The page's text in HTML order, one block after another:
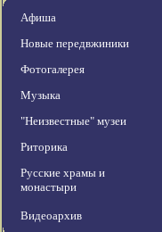
Афиша
Новые передвжиники
Фотогалерея
Музыка
"Неизвестные" музеи
Риторика
Русские храмы и
монастыри
Видеоархив